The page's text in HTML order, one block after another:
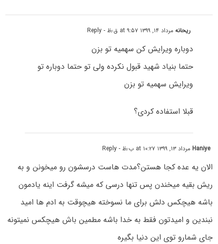
ریحانهمرداد ۱۴, ۱۳۹۹ at ۹:۵۷ ق٫ظ - Reply
دوباره ویرایش کن سهمیه تو بزن
حتما بنیاد شهید قبول نکرده ولی تو حتما دوباره تو
ویرایش سهمیه تو بزن
قبلا استفاده کردی؟
Haniyeمرداد ۱۳, ۱۳۹۹ at ۱۰:۲۷ ب٫ظ - Reply
الان یه عده کجا هستن؟مدت هاست درسشون رو میخونن و به
ریش بقیه میخندن پس تنها درسی که میشه گرفت اینه یادمون
باشه هیچکس دلش برای ما نسوخته هیچوقت به ادم ها امید
نبندین و امیدتون فقط به خدا باشه مطمین باش هیچکس نمیتونه
جای شمارو توی این دنیا بگیره